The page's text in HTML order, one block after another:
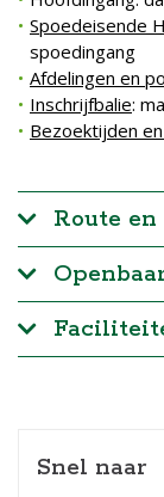
Spoedeisende
spoedingang
Afdelingen en
Inschrijfbalie:
Bezoektijden
Route
Snel naar